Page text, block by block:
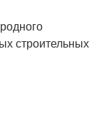
строительных